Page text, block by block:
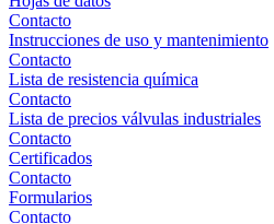
Contacto
Instrucciones de uso y mantenimiento
Contacto
Lista de resistencia química
Contacto
Lista de precios válvulas industriales
Contacto
Certificados
Contacto
Formularios
Contacto